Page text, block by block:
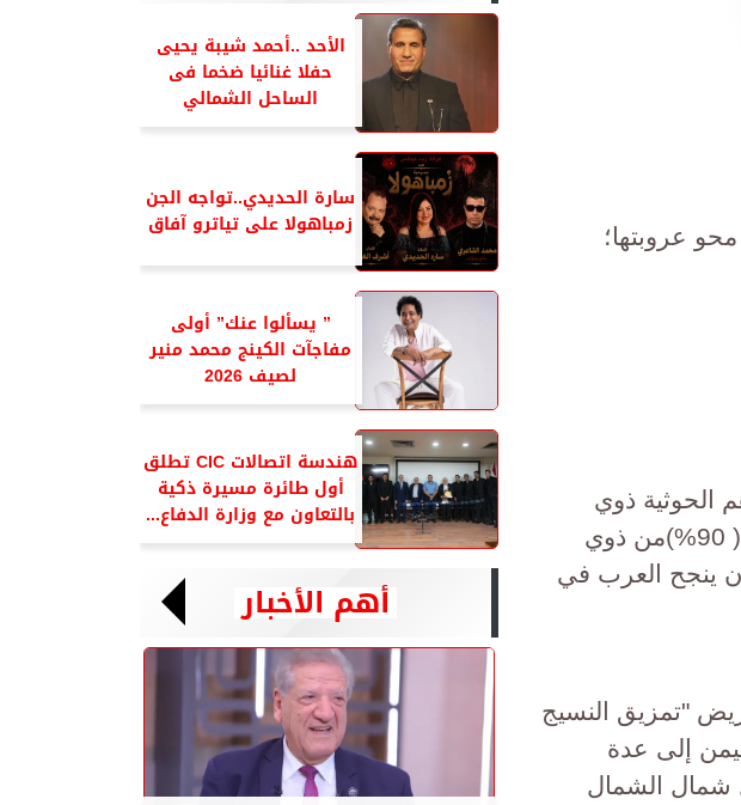
عروبتها؛
بين أمرين أحلاهما مرّ، إما نسبة (10%) وهم الحوثية ذوي
الجينات الفارسية تحكم قبضتها على 2500كم ساحلي،ويقابل ذلك أن( 90%)من ذوي
ينجح العرب في
من (2014-2024) عنوانها العريض "تمزيق النسيج
إلى عدة
شمال الشمال
الأحد ..أحمد شيبة يحيى
حفلا غنائيا ضخما فى
الساحل الشمالي
سارة الحديدي..تواجه الجن
زمباهولا على تياترو آفاق
” يسألوا عنك” أولى
مفاجآت الكينج محمد منير
لصيف 2026
هندسة اتصالات CIC تطلق
أول طائرة مسيرة ذكية
بالتعاون مع وزارة الدفاع...
أهم الأخبار